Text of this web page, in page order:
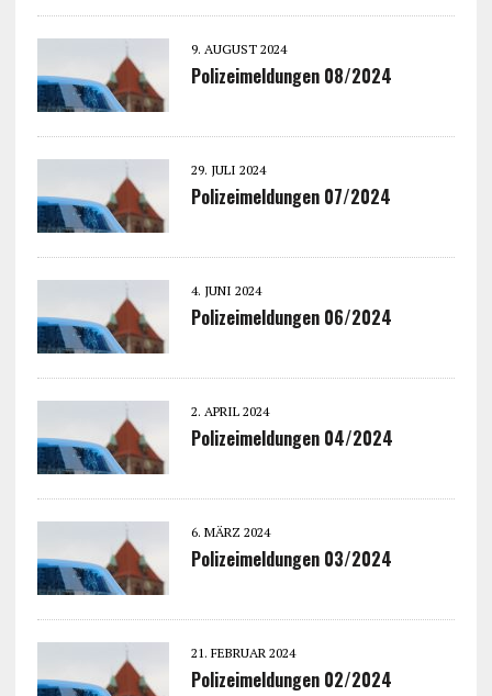
9. AUGUST 2024
Polizeimeldungen 08/2024
29. JULI 2024
Polizeimeldungen 07/2024
4. JUNI 2024
Polizeimeldungen 06/2024
2. APRIL 2024
Polizeimeldungen 04/2024
6. MÄRZ 2024
Polizeimeldungen 03/2024
21. FEBRUAR 2024
Polizeimeldungen 02/2024